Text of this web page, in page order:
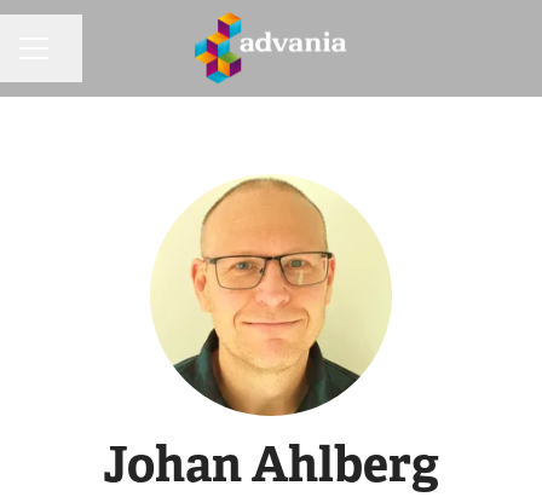
Johan Ahlberg